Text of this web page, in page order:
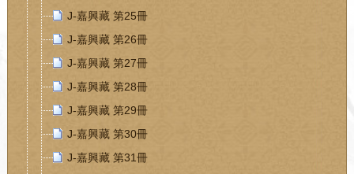
J-嘉興藏 第25冊
J-嘉興藏 第26冊
J-嘉興藏 第27冊
J-嘉興藏 第28冊
J-嘉興藏 第29冊
J-嘉興藏 第30冊
J-嘉興藏 第31冊